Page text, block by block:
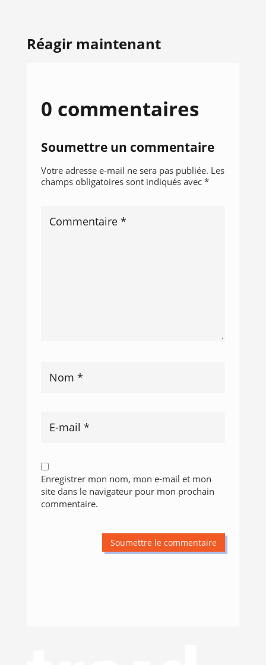
Réagir maintenant
0 commentaires
Soumettre un commentaire
Votre adresse e-mail ne sera pas publiée. Les
champs obligatoires sont indiqués avec *
Enregistrer mon nom, mon e-mail et mon
site dans le navigateur pour mon prochain
commentaire.
Soumettre le commentaire